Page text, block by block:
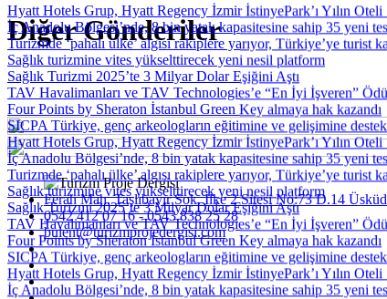
Diğer Gönderiler
Hyatt Hotels Grup, Hyatt Regency İzmir İstinyePark’ı Yılın Oteli
İç Anadolu Bölgesi’nde, 8 bin yatak kapasitesine sahip 35 yeni
Turizmde ‘pahalı ülke’ algısı rakiplere yarıyor, Türkiye’ye turist
Sağlık turizmine vites yükselttirecek yeni nesil platform
Sağlık Turizmi 2025’te 3 Milyar Dolar Eşiğini Aştı
TAV Havalimanları ve TAV Technologies’e “En İyi İşveren”
Four Points by Sheraton İstanbul Green Key almaya hak kazandı
SICPA Türkiye, genç arkeologların eğitimine ve gelişimine
Hyatt Hotels Grup, Hyatt Regency İzmir İstinyePark’ı Yılın Oteli
İç Anadolu Bölgesi’nde, 8 bin yatak kapasitesine sahip 35 yeni
Turizmde ‘pahalı ülke’ algısı rakiplere yarıyor, Türkiye’ye turist
Sağlık turizmine vites yükselttirecek yeni nesil platform
Sağlık Turizmi 2025’te 3 Milyar Dolar Eşiğini Aştı
TAV Havalimanları ve TAV Technologies’e “En İyi İşveren”
Four Points by Sheraton İstanbul Green Key almaya hak kazandı
SICPA Türkiye, genç arkeologların eğitimine ve gelişimine
Hyatt Hotels Grup, Hyatt Regency İzmir İstinyePark’ı Yılın Oteli
İç Anadolu Bölgesi’nde, 8 bin yatak kapasitesine sahip 35 yeni
Ferah Mah. Taşlıbayır Sok. İlke 2 Sitesi No:73 D.14
0542 412 07 16 - 0543 838 25 28
bulent@turizmprojedergisi.com